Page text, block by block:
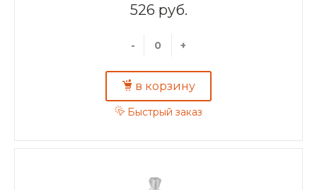
526 руб.
- +
в корзину
Быстрый заказ